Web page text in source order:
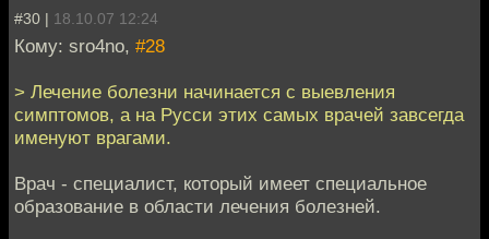
#30 | 18.10.07 12:24
Кому: sro4no, #28
> Лечение болезни начинается с выевления
симптомов, а на Русси этих самых врачей завсегда
именуют врагами.
Врач - специалист, который имеет специальное
образование в области лечения болезней.